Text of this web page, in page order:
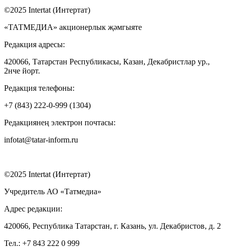
©2025 Intertat (Интертат)
«ТАТМЕДИА» акционерлык җәмгыяте
Редакция адресы:
420066, Татарстан Республикасы, Казан, Декабристлар ур.,
2нче йорт.
Редакция телефоны:
+7 (843) 222-0-999 (1304)
Редакциянең электрон почтасы:
infotat@tatar-inform.ru
©2025 Intertat (Интертат)
Учредитель АО «Татмедиа»
Адрес редакции:
420066, Республика Татарстан, г. Казань, ул. Декабристов, д. 2
Тел.: +7 843 222 0 999